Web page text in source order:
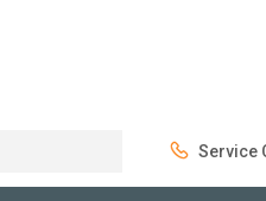
Service